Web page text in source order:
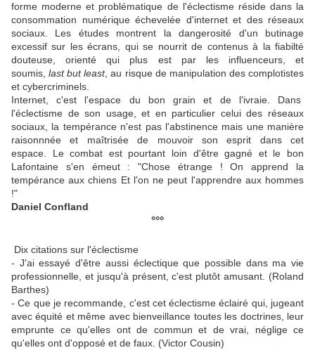
forme moderne et problématique de l'éclectisme réside dans la
consommation numérique échevelée d'internet et des réseaux
sociaux. Les études montrent la dangerosité d'un butinage
excessif sur les écrans, qui se nourrit de contenus à la fiabilté
douteuse, orienté qui plus est par les influenceurs, et
soumis,last but least, au risque de manipulation des complotistes
et cybercriminels.
Internet, c'est l'espace du bon grain et de l'ivraie. Dans
l'éclectisme de son usage, et en particulier celui des réseaux
sociaux, la tempérance n'est pas l'abstinence mais une manière
raisonnnée et maîtrisée de mouvoir son esprit dans cet
espace. Le combat est pourtant loin d'être gagné et le bon
Lafontaine s'en émeut : "Chose étrange ! On apprend la
tempérance aux chiens Et l'on ne peut l'apprendre aux hommes
!"
Daniel Confland
°°°
Dix citations sur l'éclectisme
- J'ai essayé d'être aussi éclectique que possible dans ma vie
professionnelle, et jusqu'à présent, c'est plutôt amusant. (Roland
Barthes)
- Ce que je recommande, c'est cet éclectisme éclairé qui, jugeant
avec équité et même avec bienveillance toutes les doctrines, leur
emprunte ce qu'elles ont de commun et de vrai, néglige ce
qu'elles ont d'opposé et de faux. (Victor Cousin)